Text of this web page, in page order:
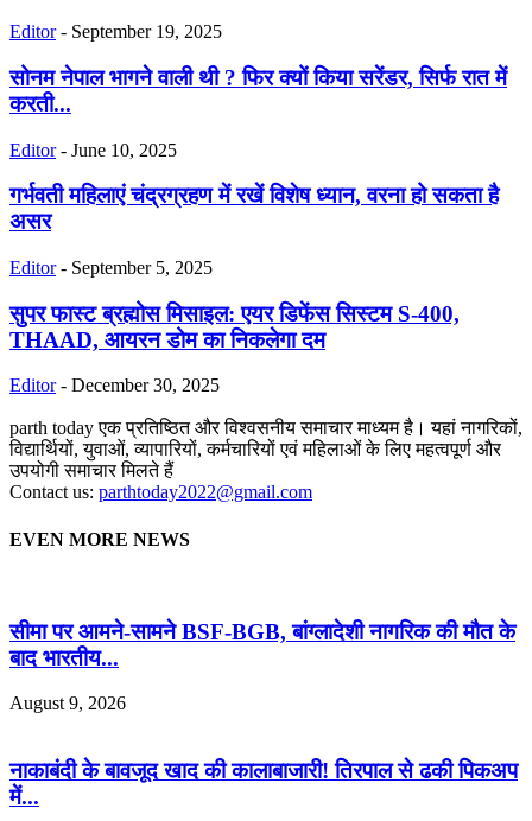
Editor - September 19, 2025
सोनम नेपाल भागने वाली थी ? फिर क्यों किया सरेंडर, सिर्फ रात में
करती...
Editor - June 10, 2025
गर्भवती महिलाएं चंद्रग्रहण में रखें विशेष ध्यान, वरना हो सकता है
असर
Editor - September 5, 2025
सुपर फास्ट ब्रह्मोस मिसाइल: एयर डिफेंस सिस्टम S-400,
THAAD, आयरन डोम का निकलेगा दम
Editor - December 30, 2025
parth today एक प्रतिष्ठित और विश्वसनीय समाचार माध्यम है। यहां नागरिकों,
विद्यार्थियों, युवाओं, व्यापारियों, कर्मचारियों एवं महिलाओं के लिए महत्वपूर्ण और
उपयोगी समाचार मिलते हैं
Contact us: parthtoday2022@gmail.com
EVEN MORE NEWS
सीमा पर आमने-सामने BSF-BGB, बांग्लादेशी नागरिक की मौत के
बाद भारतीय...
August 9, 2026
नाकाबंदी के बावजूद खाद की कालाबाजारी! तिरपाल से ढकी पिकअप
में...